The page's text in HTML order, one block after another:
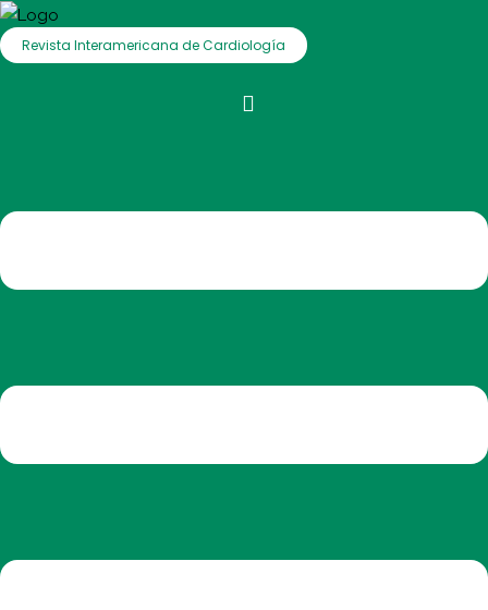
Revista Interamericana de Cardiología